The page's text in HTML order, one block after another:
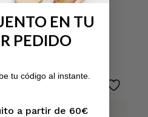
EN TU
PEDIDO
tu código al instante.
a partir de 60€